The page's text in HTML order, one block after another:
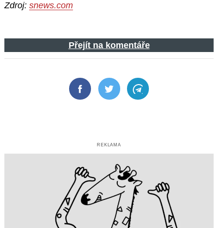
Zdroj: snews.com
Přejít na komentáře
FacebookTwitter Telegram
REKLAMA